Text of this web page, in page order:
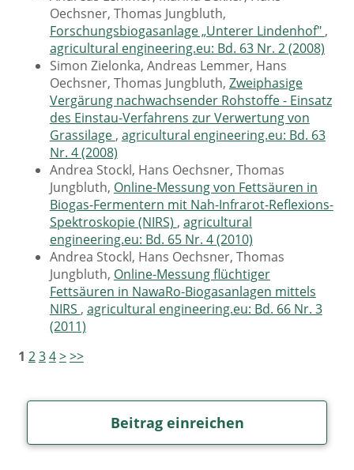
Oechsner, Thomas Jungbluth,
Forschungsbiogasanlage „Unterer Lindenhof" ,
agricultural engineering.eu: Bd. 63 Nr. 2 (2008)
Simon Zielonka, Andreas Lemmer, Hans
Oechsner, Thomas Jungbluth, Zweiphasige
Vergärung nachwachsender Rohstoffe - Einsatz
des Einstau-Verfahrens zur Verwertung von
Grassilage , agricultural engineering.eu: Bd. 63
Nr. 4 (2008)
Andrea Stockl, Hans Oechsner, Thomas
Jungbluth, Online-Messung von Fettsäuren in
Biogas-Fermentern mit Nah-Infrarot-Reflexions-
Spektroskopie (NIRS) , agricultural
engineering.eu: Bd. 65 Nr. 4 (2010)
Andrea Stockl, Hans Oechsner, Thomas
Jungbluth, Online-Messung flüchtiger
Fettsäuren in NawaRo-Biogasanlagen mittels
NIRS , agricultural engineering.eu: Bd. 66 Nr. 3
(2011)
1 234>>>
Beitrag einreichen